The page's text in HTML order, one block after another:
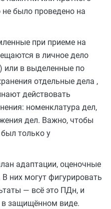
не было проведено на
при приеме на
в личное дело
или в выделенные по
отдельные дела ,
действовать
номенклатура дел,
дел. Важно, чтобы
только у
адаптации, оценочные
них могут фигурировать
— всё это ПДн, и
защищённом виде.